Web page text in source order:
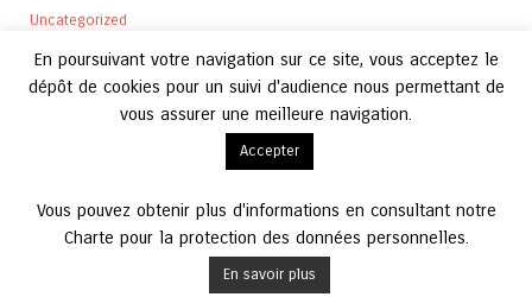
Uncategorized
En poursuivant votre navigation sur ce site, vous acceptez le
dépôt de cookies pour un suivi d'audience nous permettant de
vous assurer une meilleure navigation.
Accepter
Vous pouvez obtenir plus d'informations en consultant notre
Charte pour la protection des données personnelles.
En savoir plus